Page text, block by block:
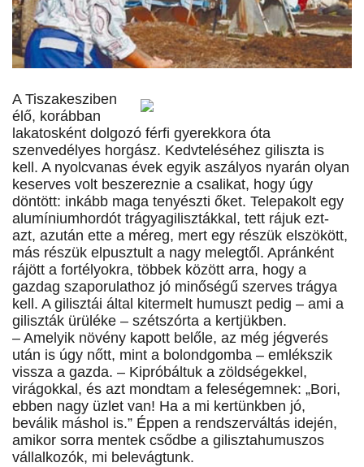
A Tiszakesziben
élő, korábban
lakatosként dolgozó férfi gyerekkora óta
szenvedélyes horgász. Kedvteléséhez giliszta is
kell. A nyolcvanas évek egyik aszályos nyarán olyan
keserves volt beszereznie a csalikat, hogy úgy
döntött: inkább maga tenyészti őket. Telepakolt egy
alumíniumhordót trágyagilisztákkal, tett rájuk ezt-
azt, azután ette a méreg, mert egy részük elszökött,
más részük elpusztult a nagy melegtől. Apránként
rájött a fortélyokra, többek között arra, hogy a
gazdag szaporulathoz jó minőségű szerves trágya
kell. A gilisztái által kitermelt humuszt pedig – ami a
giliszták ürüléke – szétszórta a kertjükben.
– Amelyik növény kapott belőle, az még jégverés
után is úgy nőtt, mint a bolondgomba – emlékszik
vissza a gazda. – Kipróbáltuk a zöldségekkel,
virágokkal, és azt mondtam a feleségemnek: „Bori,
ebben nagy üzlet van! Ha a mi kertünkben jó,
beválik máshol is.” Éppen a rendszerváltás idején,
amikor sorra mentek csődbe a gilisztahumuszos
vállalkozók, mi belevágtunk.